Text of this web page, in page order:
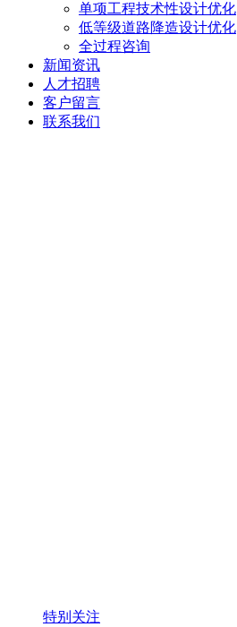
单项工程技术性设计优化
低等级道路降造设计优化
全过程咨询
新闻资讯
人才招聘
客户留言
联系我们
特别关注